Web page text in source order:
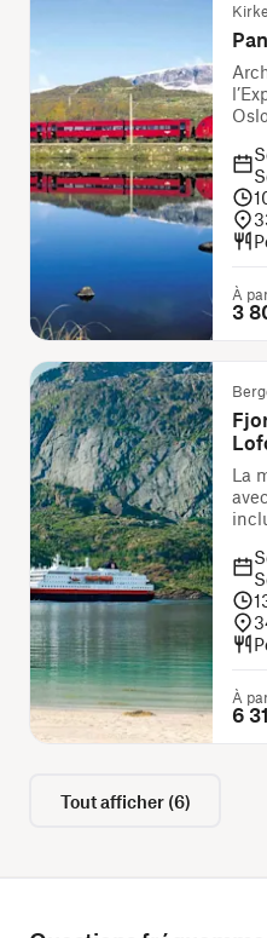
À
3
La
À
6
Tout afficher(6)